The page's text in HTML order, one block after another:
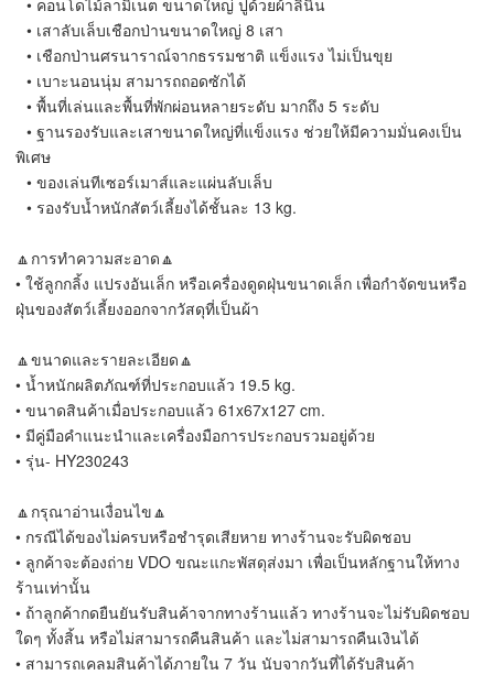
⠀• คอนโดไม้ลามิเนต ขนาดใหญ่ ปูด้วยผ้าลินิน
⠀• เสาลับเล็บเชือกป่านขนาดใหญ่ 8 เสา
⠀• เชือกป่านศรนาราณ์จากธรรมชาติ แข็งแรง ไม่เป็นขุย
⠀• เบาะนอนนุ่ม สามารถถอดซักได้
⠀• พื้นที่เล่นและพื้นที่พักผ่อนหลายระดับ มากถึง 5 ระดับ
⠀• ฐานรองรับและเสาขนาดใหญ่ที่แข็งแรง ช่วยให้มีความมั่นคงเป็น
พิเศษ
⠀• ของเล่นทีเซอร์เมาส์และแผ่นลับเล็บ
⠀• รองรับน้ำหนักสัตว์เลี้ยงได้ชั้นละ 13 kg.
🔼การทำความสะอาด🔼
• ใช้ลูกกลิ้ง แปรงอันเล็ก หรือเครื่องดูดฝุ่นขนาดเล็ก เพื่อกำจัดขนหรือ
ฝุ่นของสัตว์เลี้ยงออกจากวัสดุที่เป็นผ้า
🔼ขนาดและรายละเอียด🔼
• น้ำหนักผลิตภัณฑ์ที่ประกอบแล้ว 19.5 kg.
• ขนาดสินค้าเมื่อประกอบแล้ว 61x67x127 cm.
• มีคู่มือคำแนะนำและเครื่องมือการประกอบรวมอยู่ด้วย
• รุ่น- HY230243
🔼กรุณาอ่านเงื่อนไข🔼
• กรณีได้ของไม่ครบหรือชำรุดเสียหาย​ ทางร้านจะรับผิดชอบ
• ลูกค้าจะต้องถ่าย​ VDO ขณะแกะพัสดุส่งมา เพื่อเป็นหลักฐานให้ทาง
ร้านเท่านั้น
• ถ้าลูกค้ากดยืนยันรับสินค้าจากทางร้านแล้ว ทางร้านจะไม่รับผิดชอบ
ใดๆ ทั้งสิ้น หรือไม่สามารถคืนสินค้า และไม่สามารถคืนเงินได้
• สามารถเคลมสินค้าได้ภายใน 7 วัน นับจากวันที่ได้รับสินค้า